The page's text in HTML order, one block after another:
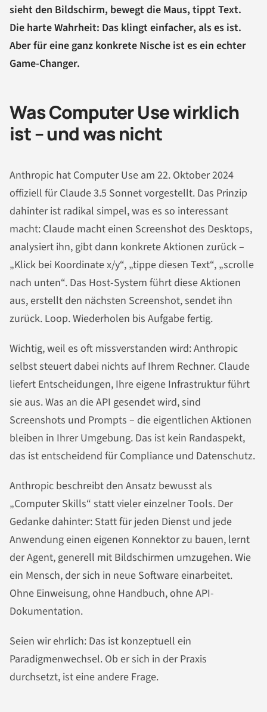
sieht den Bildschirm, bewegt die Maus, tippt Text.
Die harte Wahrheit: Das klingt einfacher, als es ist.
Aber für eine ganz konkrete Nische ist es ein echter
Game-Changer.
Was Computer Use wirklich
ist – und was nicht
Anthropic hat Computer Use am 22. Oktober 2024
offiziell für Claude 3.5 Sonnet vorgestellt. Das Prinzip
dahinter ist radikal simpel, was es so interessant
macht: Claude macht einen Screenshot des Desktops,
analysiert ihn, gibt dann konkrete Aktionen zurück –
„Klick bei Koordinate x/y“, „tippe diesen Text“, „scrolle
nach unten“. Das Host-System führt diese Aktionen
aus, erstellt den nächsten Screenshot, sendet ihn
zurück. Loop. Wiederholen bis Aufgabe fertig.
Wichtig, weil es oft missverstanden wird: Anthropic
selbst steuert dabei nichts auf Ihrem Rechner. Claude
liefert Entscheidungen, Ihre eigene Infrastruktur führt
sie aus. Was an die API gesendet wird, sind
Screenshots und Prompts – die eigentlichen Aktionen
bleiben in Ihrer Umgebung. Das ist kein Randaspekt,
das ist entscheidend für Compliance und Datenschutz.
Anthropic beschreibt den Ansatz bewusst als
„Computer Skills“ statt vieler einzelner Tools. Der
Gedanke dahinter: Statt für jeden Dienst und jede
Anwendung einen eigenen Konnektor zu bauen, lernt
der Agent, generell mit Bildschirmen umzugehen. Wie
ein Mensch, der sich in neue Software einarbeitet.
Ohne Einweisung, ohne Handbuch, ohne API-
Dokumentation.
Seien wir ehrlich: Das ist konzeptuell ein
Paradigmenwechsel. Ob er sich in der Praxis
durchsetzt, ist eine andere Frage.